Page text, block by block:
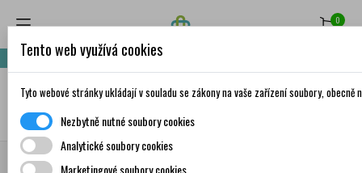
0
Nakupte za 999,- Kč a získáte dopravu zdarma!
✦
Domů
Tento web využívá cookies
Tyto webové stránky ukládají v souladu se zákony na vaše zařízení soubory,
Nezbytně nutné soubory cookies
Analytické soubory cookies
Marketingové soubory cookies